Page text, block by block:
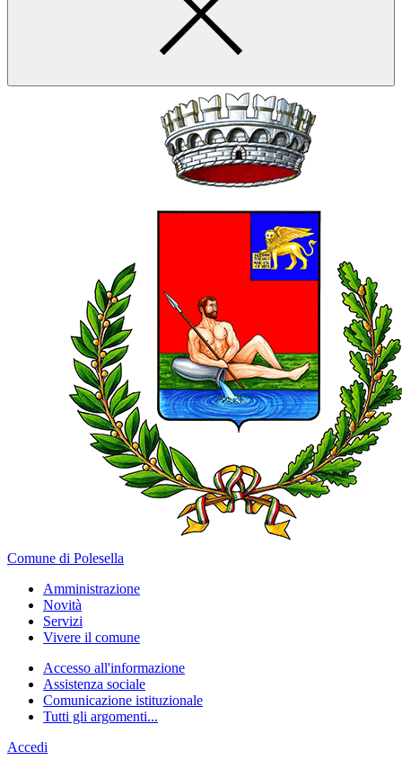
Comune di Polesella
Amministrazione
Novità
Servizi
Vivere il comune
Accesso all'informazione
Assistenza sociale
Comunicazione istituzionale
Tutti gli argomenti...
Accedi